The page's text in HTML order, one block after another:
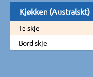
Kjøkken (Australskt)
Te skje
Bord skje